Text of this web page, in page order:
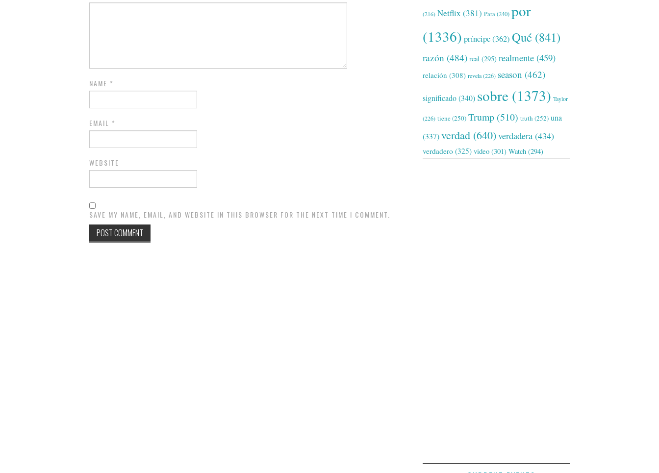
NAME *
EMAIL *
WEBSITE
SAVE MY NAME, EMAIL, AND WEBSITE IN THIS BROWSER FOR THE NEXT TIME I COMMENT.
(216) Netflix (381) Para(240) por
(1336) príncipe(362) Qué (841)
razón (484) real (295) realmente (459)
relación (308) revela(226) season (462)
significado(340) sobre (1373) Taylor
(226) tiene(250) Trump (510) truth (252) una
(337)verdad (640)verdadera (434)
verdadero (325) video (301) Watch (294)